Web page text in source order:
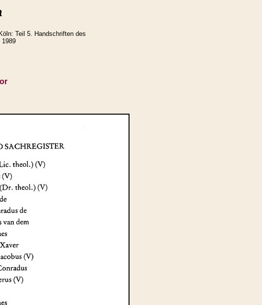
Teil 5. Handschriften des
1989